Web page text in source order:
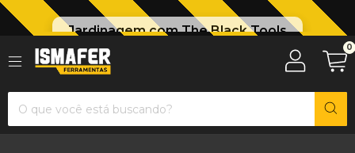
Jardinagem com The Black Tools
0